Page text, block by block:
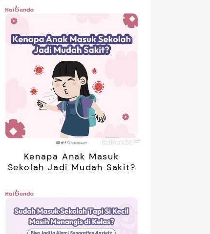
Kenapa Anak Masuk
Sekolah Jadi Mudah Sakit?